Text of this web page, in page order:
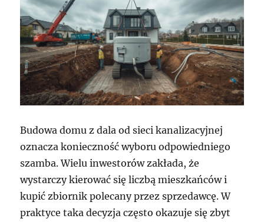
Budowa domu z dala od sieci kanalizacyjnej
oznacza konieczność wyboru odpowiedniego
szamba. Wielu inwestorów zakłada, że
wystarczy kierować się liczbą mieszkańców i
kupić zbiornik polecany przez sprzedawcę. W
praktyce taka decyzja często okazuje się zbyt